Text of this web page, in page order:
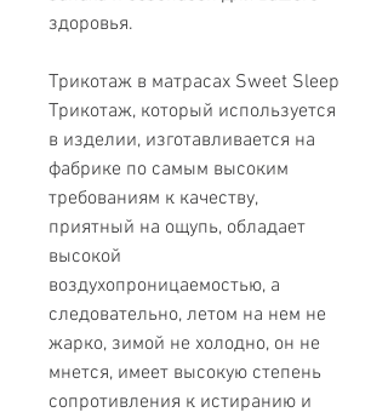
здоровья.
Трикотаж в матрасах Sweet Sleep
Трикотаж, который используется
в изделии, изготавливается на
фабрике по самым высоким
требованиям к качеству,
приятный на ощупь, обладает
высокой
воздухопроницаемостью, а
следовательно, летом на нем не
жарко, зимой не холодно, он не
мнется, имеет высокую степень
сопротивления к истиранию и